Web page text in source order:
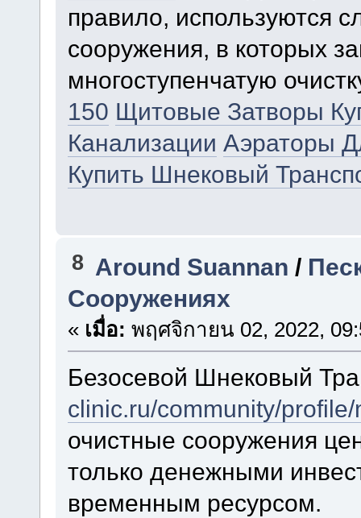
правило, используются
сооружения, в которых
многоступенчатую
150 Щитовые Затворы
Канализации Аэраторы
Купить Шнековый
8 Around Suannan /
Сооружениях
« เมื่อ: พฤศจิกายน 02, 2022,
Безосевой Шнековый
clinic.ru/community/
очистные сооружения
только денежными
временным ресурсом.